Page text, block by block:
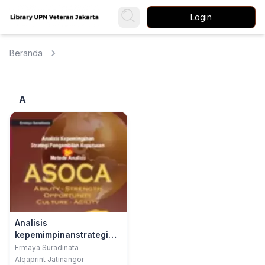
Login
Beranda
A
Analisis
kepemimpinanstrategi
pengambilan keputusan
& metode analisis ASOCA
Ermaya Suradinata
Alqaprint Jatinangor